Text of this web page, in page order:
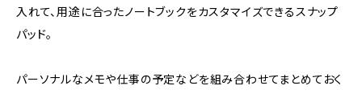
入れて、用途に合ったノートブックをカスタマイズできるスナップ
パッド。
パーソナルなメモや仕事の予定などを組み合わせてまとめておく